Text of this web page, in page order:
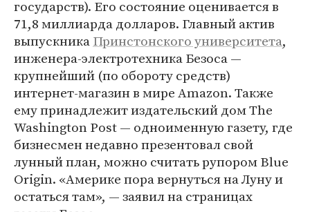
государств). Его состояние оценивается в
71,8 миллиарда долларов. Главный актив
выпускникаПринстонского университета,
инженера-электротехника Безоса —
крупнейший (по обороту средств)
интернет-магазин в мире Amazon. Также
ему принадлежит издательский дом The
Washington Post — одноименную газету, где
бизнесмен недавно презентовал свой
лунный план, можно считать рупором Blue
Origin. «Америке пора вернуться на Луну и
остаться там», — заявил на страницах